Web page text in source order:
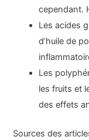
cependant.
Les acides
d’huile de
Les
les fruits et
des effets
Sources des